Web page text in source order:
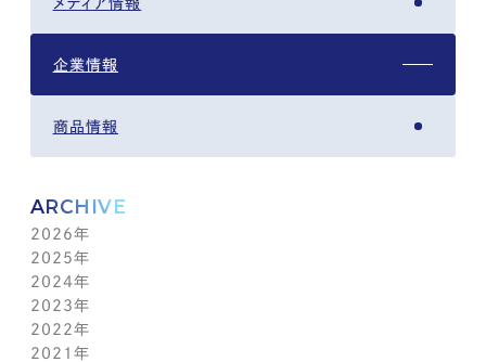
企業情報
商品情報
ARCHIVE
2026年
8月(4)
7月(14)
6月(5)
5月(6)
4月(12)
2025年
12月(6)
11月(5)
10月(8)
9月(12)
2024年
12月(7)
11月(5)
10月(12)
2023年
12月(3)
11月(13)
2022年
12月(2)
2021年